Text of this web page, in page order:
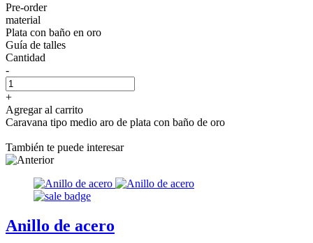
Pre-order
material
Plata con baño en oro
Guía de talles
Cantidad
-
+
Agregar al carrito
Caravana tipo medio aro de plata con baño de oro
También te puede interesar
Anillo de acero